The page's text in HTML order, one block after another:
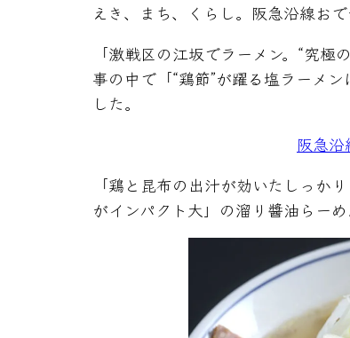
えき、まち、くらし。阪急沿線お
「激戦区の江坂でラーメン。“究
事の中で「“鶏節”が躍る塩ラーメ
した。
阪急沿
「鶏と昆布の出汁が効いたしっか
がインパクト大」の溜り醬油らーめ